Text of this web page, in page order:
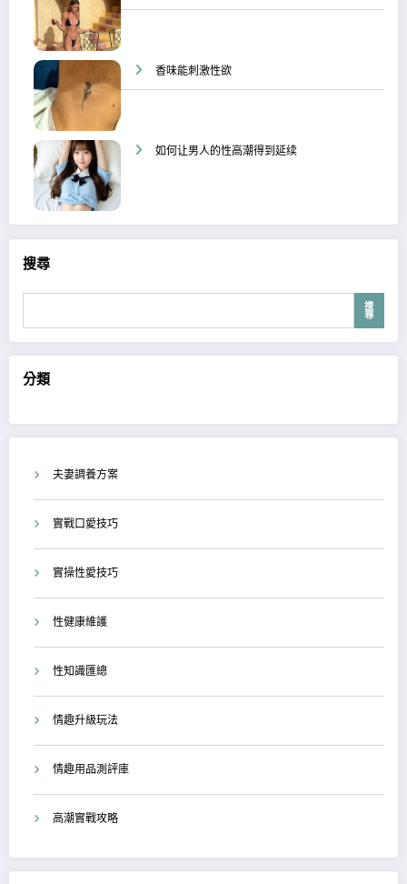
香味能刺激性欲
如何让男人的性高潮得到延续
搜尋
搜
尋
分類
夫妻調養方案
實戰口愛技巧
實操性愛技巧
性健康維護
性知識匯總
情趣升級玩法
情趣用品測評庫
高潮實戰攻略